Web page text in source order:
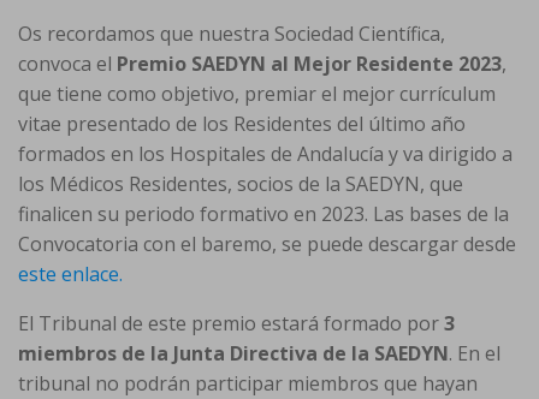
Os recordamos que nuestra Sociedad Científica,
convoca el Premio SAEDYN al Mejor Residente 2023,
que tiene como objetivo, premiar el mejor currículum
vitae presentado de los Residentes del último año
formados en los Hospitales de Andalucía y va dirigido a
los Médicos Residentes, socios de la SAEDYN, que
finalicen su periodo formativo en 2023. Las bases de la
Convocatoria con el baremo, se puede descargar desde
este enlace.
El Tribunal de este premio estará formado por3
miembros de la Junta Directiva de la SAEDYN. En el
tribunal no podrán participar miembros que hayan